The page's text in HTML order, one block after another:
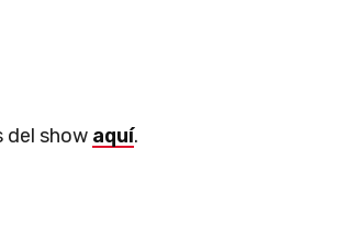
del show aquí.